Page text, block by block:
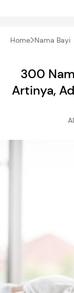
Home Nama Bayi
300
Artinya,